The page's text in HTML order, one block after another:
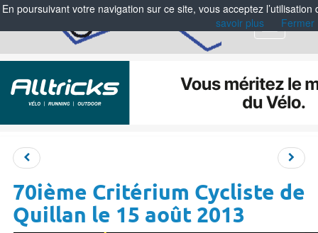
Menu
70ième Critérium Cycliste de
Quillan le 15 août 2013
En poursuivant votre navigation sur ce site, vous acceptez
savoir plus
Fermer